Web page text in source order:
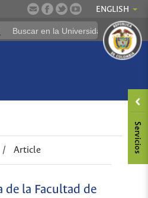
ENGLISH
/ Article
de la Facultad de